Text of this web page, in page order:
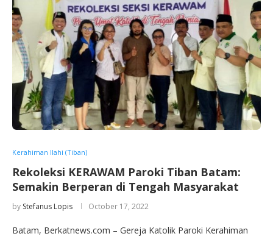
Kerahiman Ilahi (Tiban)
Rekoleksi KERAWAM Paroki Tiban Batam:
Semakin Berperan di Tengah Masyarakat
by Stefanus Lopis October 17, 2022
Batam, Berkatnews.com – Gereja Katolik Paroki Kerahiman